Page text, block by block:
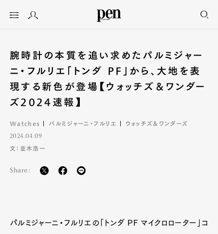
腕時計の本質を追い求めたパルミジャー
ニ・フルリエ「トンダ PF」から、大地を表
現する新色が登場【ウォッチズ＆ワンダー
ズ2024速報】
Watches パルミジャーニ・フルリエ ウォッチズ＆ワンダーズ
2024.04.09
文：並木浩一
Share:
パルミジャーニ・フルリエの「トンダ PF マイクロローター」コ